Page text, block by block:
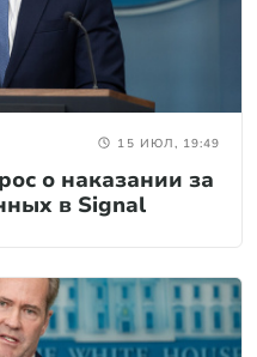
15 ИЮЛ, 19:49
о наказании за
в Signal